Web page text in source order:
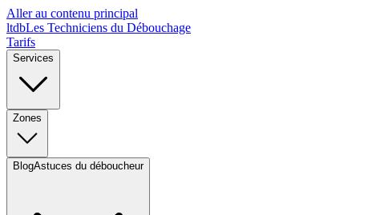
Aller au contenu principal
ltdbLes Techniciens du Débouchage
Tarifs
Services
Zones
BlogAstuces du déboucheur